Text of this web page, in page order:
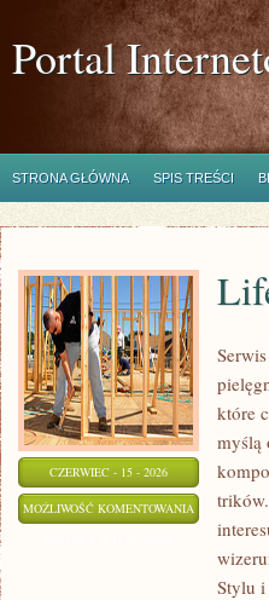
Portal
STRONA GŁÓWNA SPIS TREŚCI
CZERWIEC - 15 - 2026
MOŻLIWOŚĆ KOMENTOWANIA LIFESTYLE
które
myślą
Stylu i